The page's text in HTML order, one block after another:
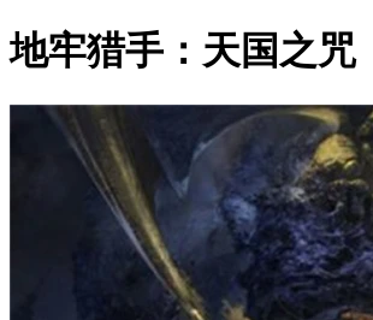
地牢猎手：天国之咒